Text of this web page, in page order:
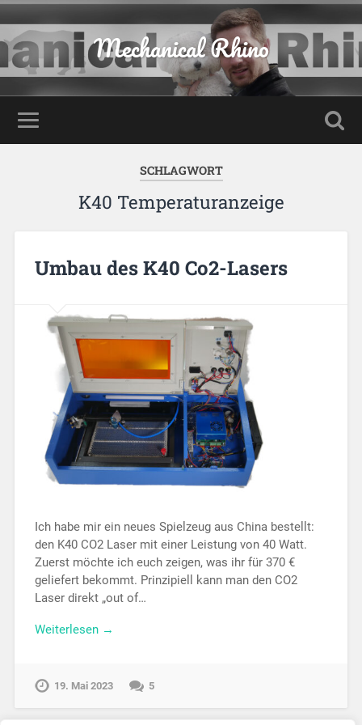
Mechanical Rhino
SCHLAGWORT
K40 Temperaturanzeige
Umbau des K40 Co2-Lasers
Ich habe mir ein neues Spielzeug aus China bestellt:
den K40 CO2 Laser mit einer Leistung von 40 Watt.
Zuerst möchte ich euch zeigen, was ihr für 370 €
geliefert bekommt. Prinzipiell kann man den CO2
Laser direkt „out of…
Weiterlesen →
19. Mai 2023 5